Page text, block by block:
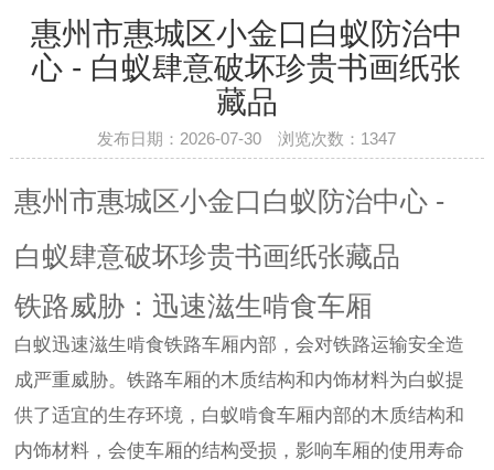
惠州市惠城区小金口白蚁防治中
心 - 白蚁肆意破坏珍贵书画纸张
藏品
发布日期：2026-07-30 浏览次数： 1347
惠州市惠城区小金口白蚁防治中心 -
白蚁肆意破坏珍贵书画纸张藏品
铁路威胁：迅速滋生啃食车厢
白蚁迅速滋生啃食铁路车厢内部，会对铁路运输安全造
成严重威胁。铁路车厢的木质结构和内饰材料为白蚁提
供了适宜的生存环境，白蚁啃食车厢内部的木质结构和
内饰材料，会使车厢的结构受损，影响车厢的使用寿命